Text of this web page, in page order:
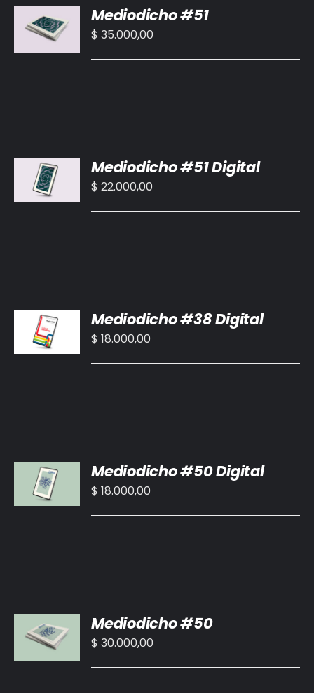
CONTACTO
AL
CARRITO
/
Mediodicho #51
$ 35.000,00
AL
CARRITO
/
Mediodicho #51 Digital
$ 22.000,00
AL
CARRITO
/
Mediodicho #38 Digital
$ 18.000,00
AL
CARRITO
/
Mediodicho #50 Digital
$ 18.000,00
AL
CARRITO
/
Mediodicho #50
$ 30.000,00